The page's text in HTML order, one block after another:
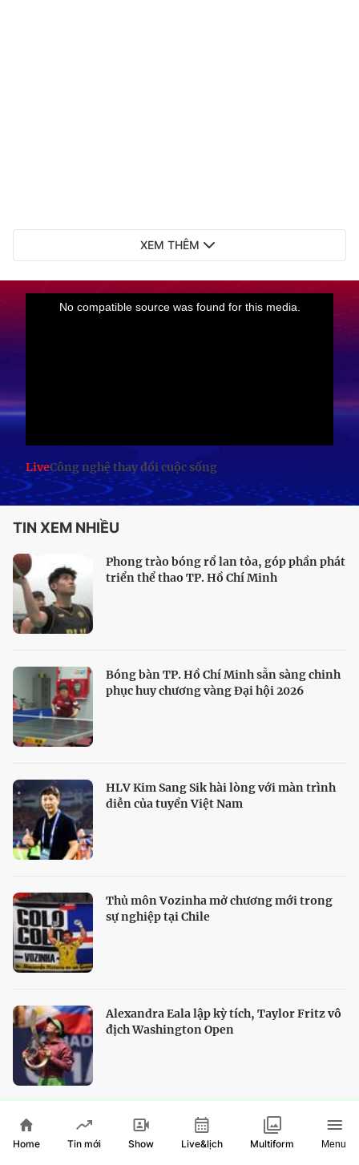
XEM THÊM
LiveCông nghệ thay đổi cuộc sống
TIN XEM NHIỀU
Phong trào bóng rổ lan tỏa, góp phần phát
triển thể thao TP. Hồ Chí Minh
Bóng bàn TP. Hồ Chí Minh sẵn sàng chinh
phục huy chương vàng Đại hội 2026
HLV Kim Sang Sik hài lòng với màn trình
diễn của tuyển Việt Nam
Thủ môn Vozinha mở chương mới trong
sự nghiệp tại Chile
Alexandra Eala lập kỳ tích, Taylor Fritz vô
địch Washington Open
HTV Show
Home Tin mới Show Live&lịch Multiform Menu